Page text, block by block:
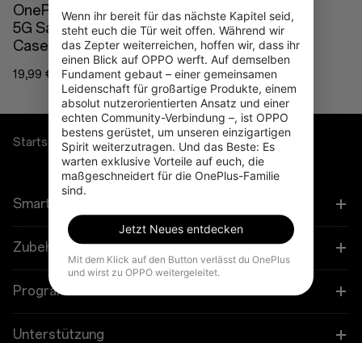
OnePlus Nord CE4 Lite
5G Sandstone Bumper
Case
19,99 €
Startseite Cases & Protection
Smartphones
OnePlus 13
OnePlus 13R
Zubehör
Tablet
Programme
Verbinde deine OnePlus-Geräte
Unterstützung
Wenn ihr bereit für das nächste Kapitel seid,
steht euch die Tür weit offen. Während wir
das Zepter weiterreichen, hoffen wir, dass ihr
einen Blick auf OPPO werft. Auf demselben
Fundament gebaut – einer gemeinsamen
Leidenschaft für großartige Produkte, einem
absolut nutzerorientierten Ansatz und einer
echten Community-Verbindung –, ist OPPO
bestens gerüstet, um unseren einzigartigen
Spirit weiterzutragen. Und das Beste: Es
warten exklusive Vorteile auf euch, die
maßgeschneidert für die OnePlus-Familie
sind.
Jetzt Neues entdecken
Mit dem Klick auf den Button verlässt du OnePlus
und wirst zu OPPO weitergeleitet.